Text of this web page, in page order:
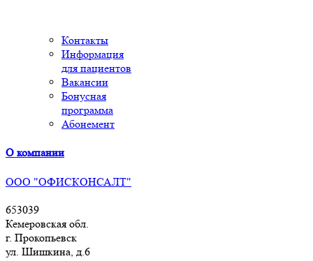
Контакты
Информация
для пациентов
Вакансии
Бонусная
программа
Абонемент
О компании
ООО "ОФИСКОНСАЛТ"
653039
Кемеровская обл.
г. Прокопьевск
ул. Шишкина, д.6